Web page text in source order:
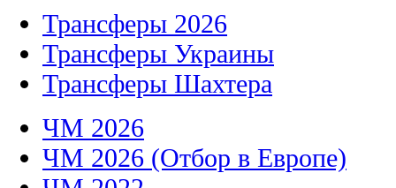
Трансферы 2026
Трансферы Украины
Трансферы Шахтера
ЧМ 2026
ЧМ 2026 (Отбор в Европе)